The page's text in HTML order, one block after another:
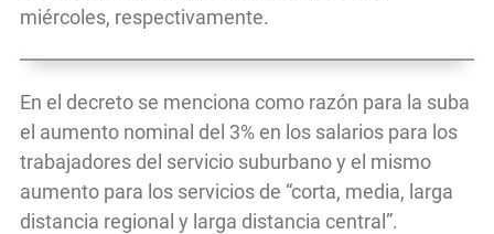
miércoles, respectivamente.
En el decreto se menciona como razón para la suba
el aumento nominal del 3% en los salarios para los
trabajadores del servicio suburbano y el mismo
aumento para los servicios de “corta, media, larga
distancia regional y larga distancia central”.